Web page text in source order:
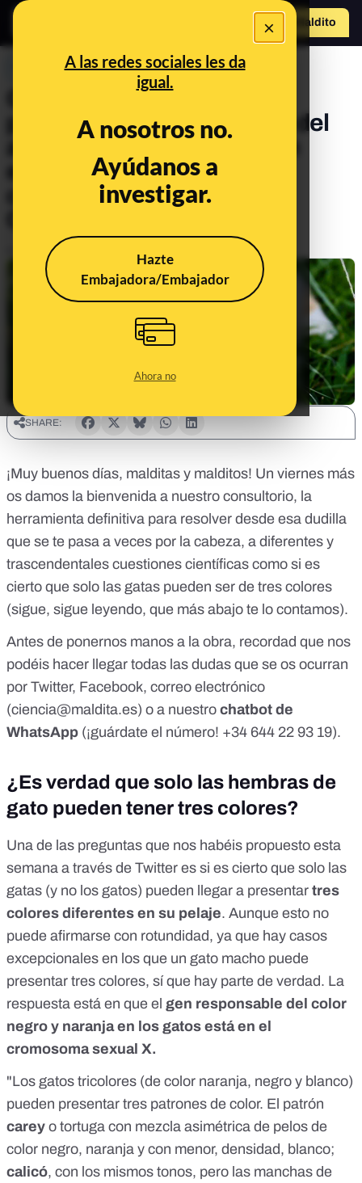
×
A las redes sociales les da
igual.
A nosotros no.
Ayúdanos a
investigar.
Hazte
Embajadora/Embajador
Ahora no
Hazte Maldito
PREBUNKING
Gatos de tres colores,
propiedades nutricionales del
aceite de colza y género en
ensayos clínicos. Llega el
consultorio 141º a Maldita
Publicado el
SHARE:
¡Muy buenos días, malditas y malditos! Un viernes más
os damos la bienvenida a nuestro consultorio, la
herramienta definitiva para resolver desde esa dudilla
que se te pasa a veces por la cabeza, a diferentes y
trascendentales cuestiones científicas como si es
cierto que solo las gatas pueden ser de tres colores
(sigue, sigue leyendo, que más abajo te lo contamos).
Antes de ponernos manos a la obra, recordad que nos
podéis hacer llegar todas las dudas que se os ocurran
por Twitter, Facebook, correo electrónico
(ciencia@maldita.es) o a nuestro chatbot de
WhatsApp (¡guárdate el número! +34 644 22 93 19).
¿Es verdad que solo las hembras de
gato pueden tener tres colores?
Una de las preguntas que nos habéis propuesto esta
semana a través de Twitter es si es cierto que solo las
gatas (y no los gatos) pueden llegar a presentar tres
colores diferentes en su pelaje. Aunque esto no
puede afirmarse con rotundidad, ya que hay casos
excepcionales en los que un gato macho puede
presentar tres colores, sí que hay parte de verdad. La
respuesta está en que el gen responsable del color
negro y naranja en los gatos está en el
cromosoma sexual X.
"Los gatos tricolores (de color naranja, negro y blanco)
pueden presentar tres patrones de color. El patrón
carey o tortuga con mezcla asimétrica de pelos de
color negro, naranja y con menor, densidad, blanco;
calicó, con los mismos tonos, pero las manchas de